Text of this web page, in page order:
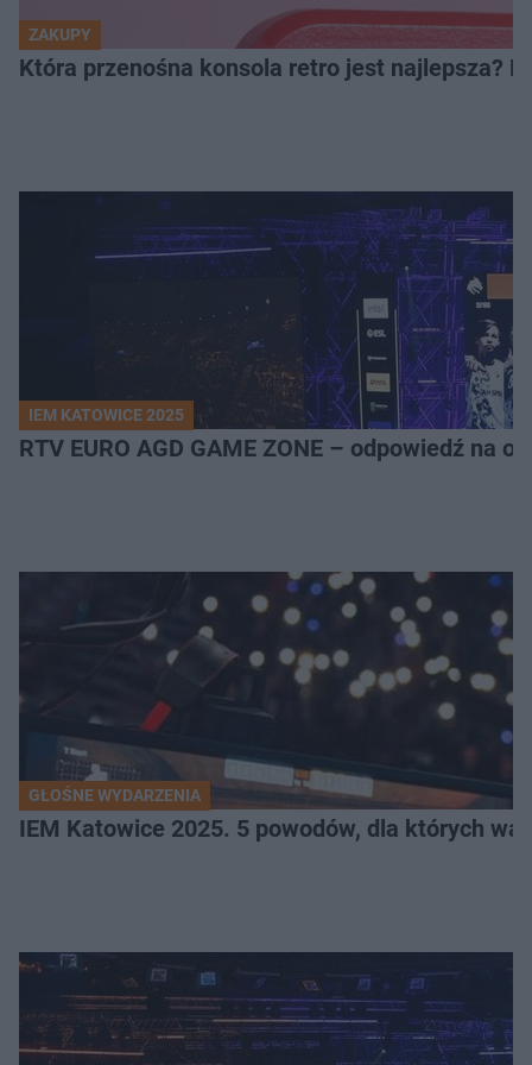
ZAKUPY
Która przenośna konsola retro jest najlepsza?
IEM KATOWICE 2025
RTV EURO AGD GAME ZONE – odpowiedź na
GŁOŚNE WYDARZENIA
IEM Katowice 2025. 5 powodów, dla których